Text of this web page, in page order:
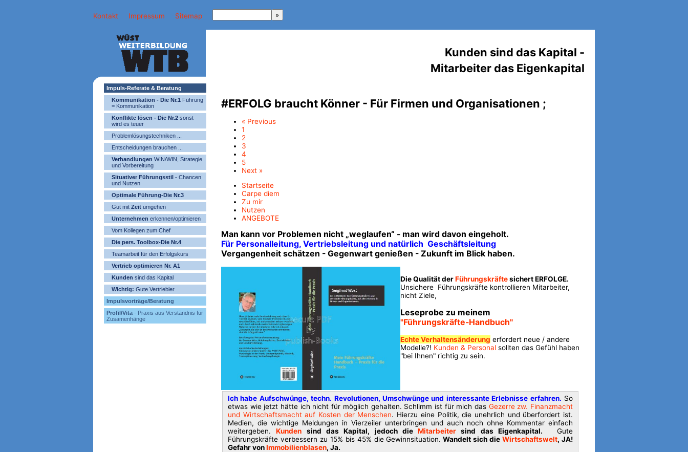
Kontakt Impressum Sitemap
Impuls-Referate & Beratung
Kommunikation - Die Nr.1 Führung
= Kommunikation
Konflikte lösen - Die Nr.2 sonst
wird es teuer
Problemlösungstechniken ...
Entscheidungen brauchen ...
Verhandlungen WIN/WIN, Strategie
und Vorbereitung
Situativer Führungsstil - Chancen
und Nutzen
Optimale Führung-Die Nr.3
Gut mit Zeit umgehen
Unternehmen erkennen/optimieren
Vom Kollegen zum Chef
Die pers. Toolbox-Die Nr.4
Teamarbeit für den Erfolgskurs
Vertrieb optimieren Nr. A1
Kunden sind das Kapital
Wichtig: Gute Vertriebler
Impulsvorträge/Beratung
Profil/Vita - Praxis aus Verständnis für
Zusamenhänge
Kunden sind das Kapital -
Mitarbeiter das Eigenkapital
#ERFOLG braucht Könner - Für Firmen und Organisationen ;
« Previous
1
2
3
4
5
Next »
Startseite
Carpe diem
Zu mir
Nutzen
ANGEBOTE
Man kann vor Problemen nicht „weglaufen“ - man wird davon eingeholt.
Für Personalleitung, Vertriebsleitung und natürlich Geschäftsleitung
Vergangenheit schätzen - Gegenwart genießen - Zukunft im Blick haben.
Die Qualität derFührungskräftesichert ERFOLGE.
Unsichere Führungskräfte kontrollieren Mitarbeiter,
nicht Ziele,
Leseprobe zu meinem
"Führungskräfte-Handbuch"
Echte Verhaltensänderung erfordert neue / andere
Modelle?! Kunden & Personal sollten das Gefühl haben
"bei Ihnen" richtig zu sein.
Ich habe Aufschwünge, techn. Revolutionen, Umschwünge und interessante Erlebnisse erfahren. So
etwas wie jetzt hätte ich nicht für möglich gehalten. Schlimm ist für mich das Gezerre zw. Finanzmacht
und Wirtschaftsmacht auf Kosten der Menschen. Hierzu eine Politik, die unehrlich und überfordert ist.
Medien, die wichtige Meldungen in Vierzeiler unterbringen und auch noch ohne Kommentar einfach
weitergeben.Kunden sind das Kapital, jedoch dieMitarbeiter sind das Eigenkapital.Gute
Führungskräfte verbessern zu 15% bis 45% die Gewinnsituation. Wandelt sich dieWirtschaftswelt, JA!
Gefahr vonImmobilienblasen, Ja.